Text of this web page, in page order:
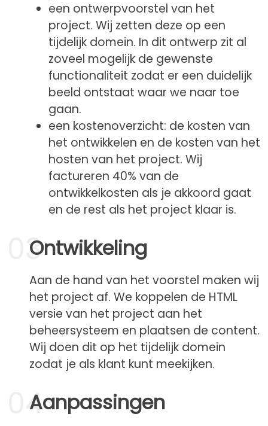
een ontwerpvoorstel van het
project. Wij zetten deze op een
tijdelijk domein. In dit ontwerp zit al
zoveel mogelijk de gewenste
functionaliteit zodat er een duidelijk
beeld ontstaat waar we naar toe
gaan.
een kostenoverzicht: de kosten van
het ontwikkelen en de kosten van het
hosten van het project. Wij
factureren 40% van de
ontwikkelkosten als je akkoord gaat
en de rest als het project klaar is.
03
Ontwikkeling
Aan de hand van het voorstel maken wij
het project af. We koppelen de HTML
versie van het project aan het
beheersysteem en plaatsen de content.
Wij doen dit op het tijdelijk domein
zodat je als klant kunt meekijken.
04
Aanpassingen